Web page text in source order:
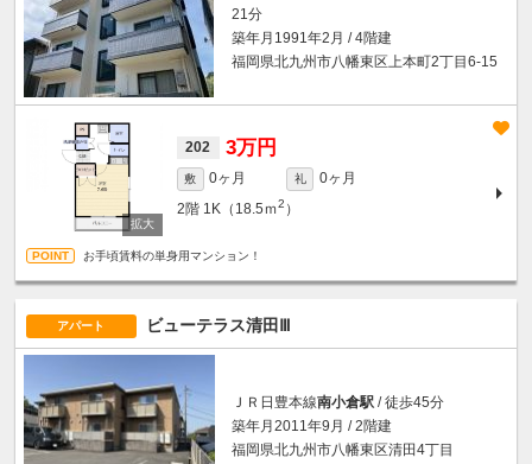
21分
築年月1991年2月 / 4階建
福岡県北九州市八幡東区上本町2丁目6-15
202 3万円
敷 0ヶ月 礼
0ヶ月
2階 1K（18.5ｍ2 ）
お手頃賃料の単身用マンション！
アパート ビューテラス清田Ⅲ
ＪＲ日豊本線南小倉駅 / 徒歩45分
築年月2011年9月 / 2階建
福岡県北九州市八幡東区清田4丁目